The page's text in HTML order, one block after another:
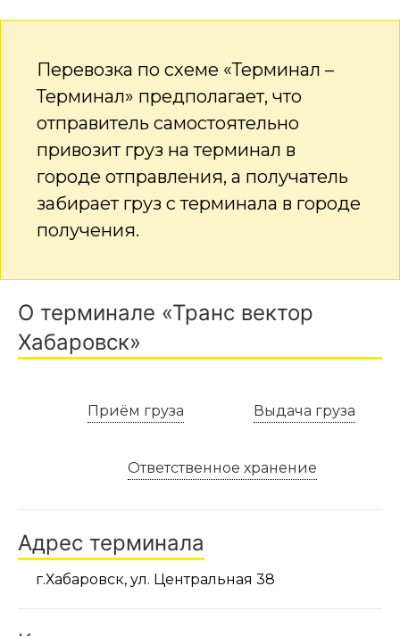
Перевозка по схеме «Терминал –
Терминал» предполагает, что
отправитель самостоятельно
привозит груз на терминал в
городе отправления, а получатель
забирает груз с терминала в городе
получения.
О терминале «Транс вектор
Хабаровск»
Приём груза Выдача груза
Ответственное хранение
Адрес терминала
г.Хабаровск, ул. Центральная 38